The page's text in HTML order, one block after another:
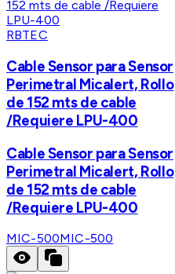
RBTEC
Cable Sensor para Sensor
Perimetral Micalert, Rollo
de 152 mts de cable
/Requiere LPU-400
Cable Sensor para Sensor
Perimetral Micalert, Rollo
de 152 mts de cable
/Requiere LPU-400
MIC-500MIC-500